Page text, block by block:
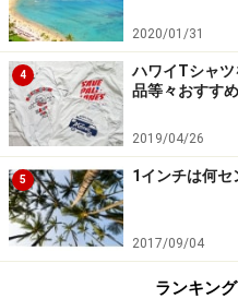
2020/01/31
4
ハワイTシャ
品等々おすす
2019/04/26
5 1インチは何
2017/09/04
ランキン